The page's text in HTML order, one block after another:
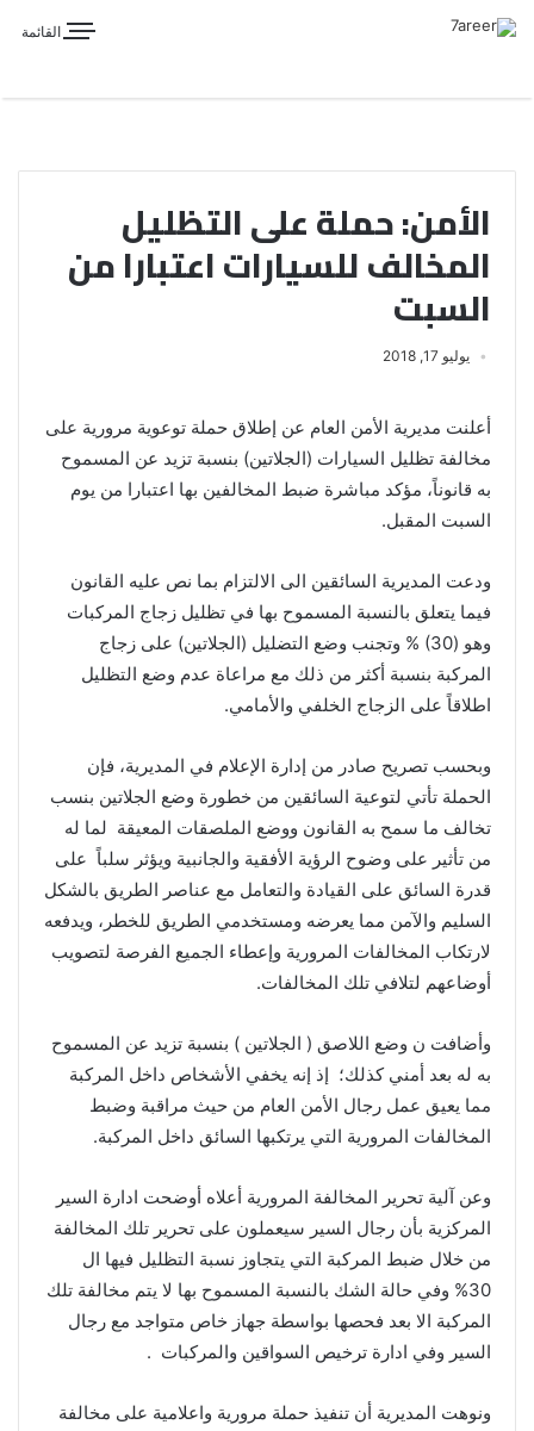
القائمة
الأمن: حملة على التظليل
المخالف للسيارات اعتبارا من
السبت
يوليو 17, 2018
أعلنت مديرية الأمن العام عن إطلاق حملة توعوية مرورية على
مخالفة تظليل السيارات (الجلاتين) بنسبة تزيد عن المسموح
به قانوناً، مؤكد مباشرة ضبط المخالفين بها اعتبارا من يوم
السبت المقبل.
ودعت المديرية السائقين الى الالتزام بما نص عليه القانون
فيما يتعلق بالنسبة المسموح بها في تظليل زجاج المركبات
وهو (30) % وتجنب وضع التضليل (الجلاتين) على زجاج
المركبة بنسبة أكثر من ذلك مع مراعاة عدم وضع التظليل
اطلاقاً على الزجاج الخلفي والأمامي.
وبحسب تصريح صادر من إدارة الإعلام في المديرية، فإن
الحملة تأتي لتوعية السائقين من خطورة وضع الجلاتين بنسب
تخالف ما سمح به القانون ووضع الملصقات المعيقة لما له
من تأثير على وضوح الرؤية الأفقية والجانبية ويؤثر سلباً على
قدرة السائق على القيادة والتعامل مع عناصر الطريق بالشكل
السليم والآمن مما يعرضه ومستخدمي الطريق للخطر، ويدفعه
لارتكاب المخالفات المرورية وإعطاء الجميع الفرصة لتصويب
أوضاعهم لتلافي تلك المخالفات.
وأضافت ن وضع اللاصق ( الجلاتين ) بنسبة تزيد عن المسموح
به له بعد أمني كذلك؛ إذ إنه يخفي الأشخاص داخل المركبة
مما يعيق عمل رجال الأمن العام من حيث مراقبة وضبط
المخالفات المرورية التي يرتكبها السائق داخل المركبة.
وعن آلية تحرير المخالفة المرورية أعلاه أوضحت ادارة السير
المركزية بأن رجال السير سيعملون على تحرير تلك المخالفة
من خلال ضبط المركبة التي يتجاوز نسبة التظليل فيها ال
30% وفي حالة الشك بالنسبة المسموح بها لا يتم مخالفة تلك
المركبة الا بعد فحصها بواسطة جهاز خاص متواجد مع رجال
السير وفي ادارة ترخيص السواقين والمركبات .
ونوهت المديرية أن تنفيذ حملة مرورية واعلامية على مخالفة